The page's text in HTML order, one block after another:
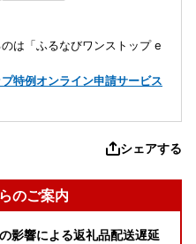
は「ふるなびワンストップ e
特例オンライン申請サービス
シェアする
のご案内
影響による返礼品配送遅延